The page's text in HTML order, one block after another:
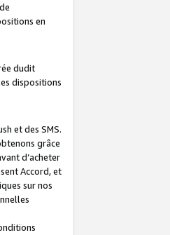
en
dudit
dispositions
et des SMS.
grâce
d’acheter
Accord, et
sur nos